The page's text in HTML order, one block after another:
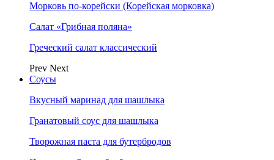
Морковь по-корейски (Корейская морковка)
Салат «Грибная поляна»
Греческий салат классический
Prev Next
Соусы
Вкусный маринад для шашлыка
Гранатовый соус для шашлыка
Творожная паста для бутербродов